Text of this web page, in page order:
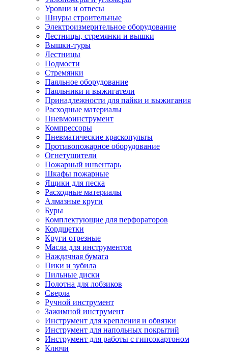
Уровни и отвесы
Шнуры строительные
Электроизмерительное оборудование
Лестницы, стремянки и вышки
Вышки-туры
Лестницы
Подмости
Стремянки
Паяльное оборудование
Паяльники и выжигатели
Принадлежности для пайки и выжигания
Расходные материалы
Пневмоинструмент
Компрессоры
Пневматические краскопульты
Противопожарное оборудование
Огнетушители
Пожарный инвентарь
Шкафы пожарные
Ящики для песка
Расходные материалы
Алмазные круги
Буры
Комплектующие для перфораторов
Кордщетки
Круги отрезные
Масла для инструментов
Наждачная бумага
Пики и зубила
Пильные диски
Полотна для лобзиков
Сверла
Ручной инструмент
Зажимной инструмент
Инструмент для крепления и обвязки
Инструмент для напольных покрытий
Инструмент для работы с гипсокартоном
Ключи